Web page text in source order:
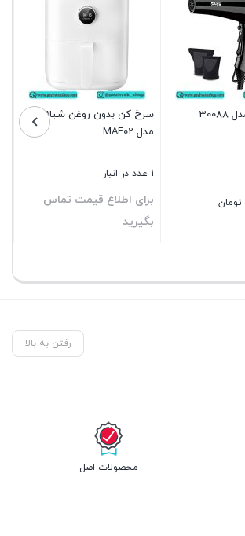
تومان
سرخ کن بدون روغن شیائومی
مدل MAF02
1 عدد در انبار
برای اطلاع قیمت تماس
بگیرید
رفتن به بالا
محصولات اصل